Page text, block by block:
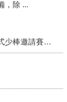
樂乎。縣長鍾東錦上午巡視場館環境和設備，除 ...
第二屆台灣火星人棒球大會暨U13全國軟式少棒邀請賽在苗栗舉辦